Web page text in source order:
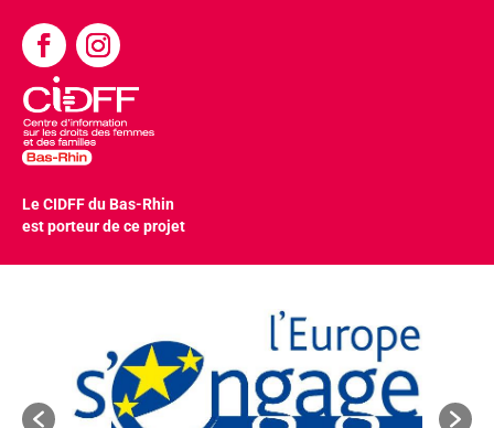
Le CIDFF du Bas-Rhin
est porteur de ce projet